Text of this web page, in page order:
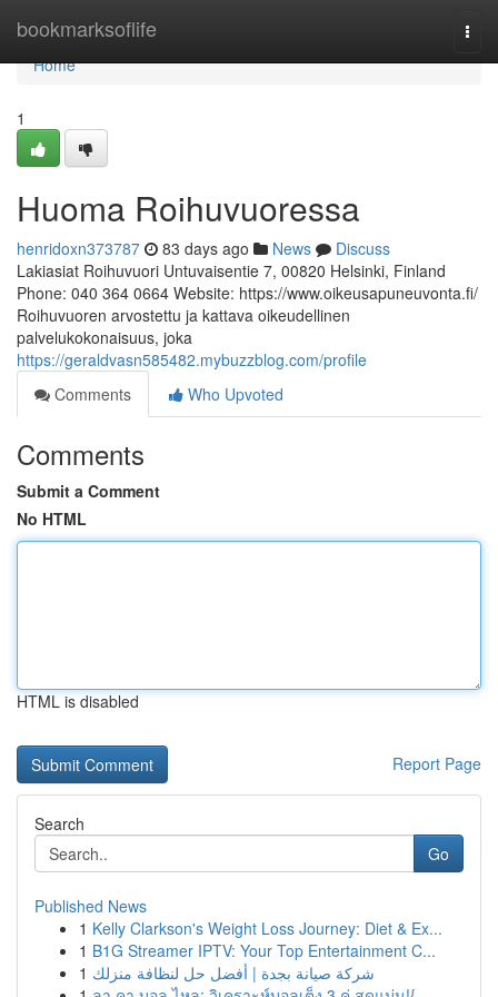
bookmarksoflife
Home
Home
1
Huoma Roihuvuoressa
henridoxn373787 83 days ago News
Discuss
Lakiasiat Roihuvuori Untuvaisentie 7, 00820 Helsinki, Finland
Phone: 040 364 0664 Website: https://www.oikeusapuneuvonta.fi/
Roihuvuoren arvostettu ja kattava oikeudellinen
palvelukokonaisuus, joka
https://geraldvasn585482.mybuzzblog.com/profile
Comments
Who Upvoted
Comments
Submit a Comment
No HTML
HTML is disabled
Report Page
Search
Go
Published News
1 Kelly Clarkson's Weight Loss Journey: Diet & Ex...
1 B1G Streamer IPTV: Your Top Entertainment C...
1 شركة صيانة بجدة | أفضل حل لنظافة منزلك